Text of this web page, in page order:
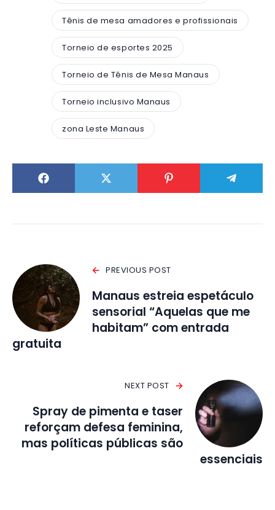
Tênis de mesa amadores e profissionais
Torneio de esportes 2025
Torneio de Tênis de Mesa Manaus
Torneio inclusivo Manaus
zona Leste Manaus
PREVIOUS POST
Manaus estreia espetáculo
sensorial “Aquelas que me
habitam” com entrada
gratuita
NEXT POST
Spray de pimenta e taser
reforçam defesa feminina,
mas políticas públicas são
essenciais